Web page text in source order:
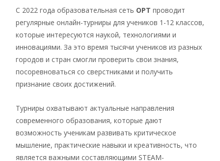
С 2022 года образовательная сеть ОРТ проводит
регулярные онлайн-турниры для учеников 1-12 классов,
которые интересуются наукой, технологиями и
инновациями. За это время тысячи учеников из разных
городов и стран смогли проверить свои знания,
посоревноваться со сверстниками и получить
признание своих достижений.
Турниры охватывают актуальные направления
современного образования, которые дают
возможность ученикам развивать критическое
мышление, практические навыки и креативность, что
является важными составляющими STEAM-